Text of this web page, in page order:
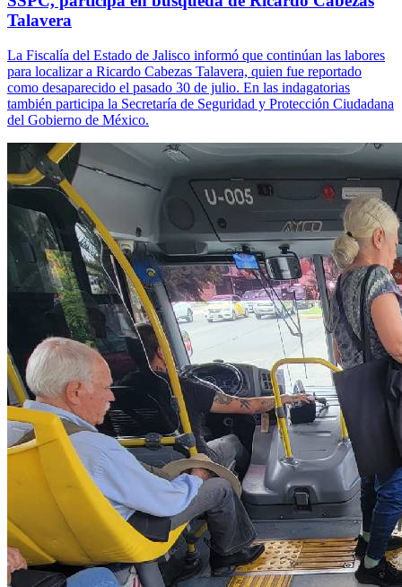
Talavera
La Fiscalía del Estado de Jalisco informó que continúan las labores
para localizar a Ricardo Cabezas Talavera, quien fue reportado
como desaparecido el pasado 30 de julio. En las indagatorias
también participa la Secretaría de Seguridad y Protección Ciudadana
del Gobierno de México.